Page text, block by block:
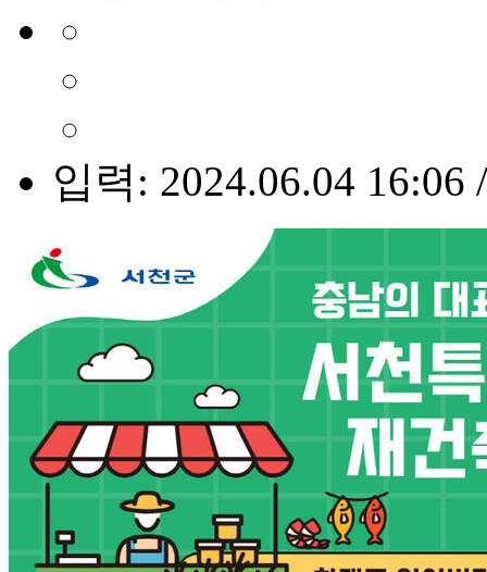
입력: 2024.06.04 16:06